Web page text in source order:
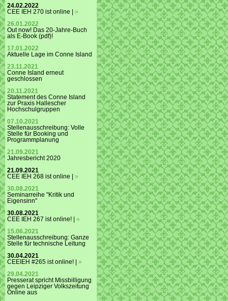
24.02.2022
CEE IEH 270 ist online | »
26.01.2022
Out now! Das 20-Jahre-Buch
als E-Book (pdf)!
17.01.2022
Aktuelle Lage im Conne Island
23.11.2021
Conne Island erneut
geschlossen
20.11.2021
Statement des Conne Island
zur Praxis Hallescher
Hochschulgruppen
07.10.2021
Stellenausschreibung: Volle
Stelle für Booking und
Programmplanung
21.09.2021
Jahresbericht 2020
21.09.2021
CEE IEH 268 ist online | »
30.08.2021
Seminarreihe "Kritik und
Eigensinn"
30.08.2021
CEE IEH 267 ist online! | »
15.06.2021
Stellenausschreibung: Ganze
Stelle für technische Leitung
30.04.2021
CEEIEH #265 ist online! | »
29.04.2021
Presserat spricht Missbilligung
gegen Leipziger Volkszeitung
Online aus